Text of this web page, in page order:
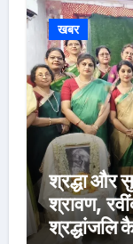
खबर
श्रद्धा और
श्रावण,
श्रद्धांजलि